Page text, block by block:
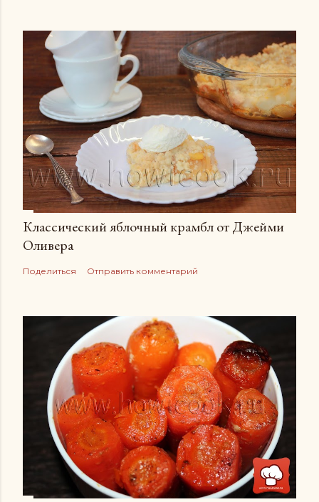
Классический яблочный крамбл от Джейми
Оливера
Поделиться Отправить комментарий